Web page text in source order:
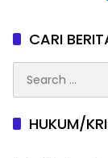
CARI
for:
HUKUM/